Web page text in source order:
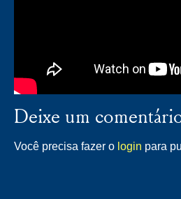
Deixe um
Você precisa fazer o login para